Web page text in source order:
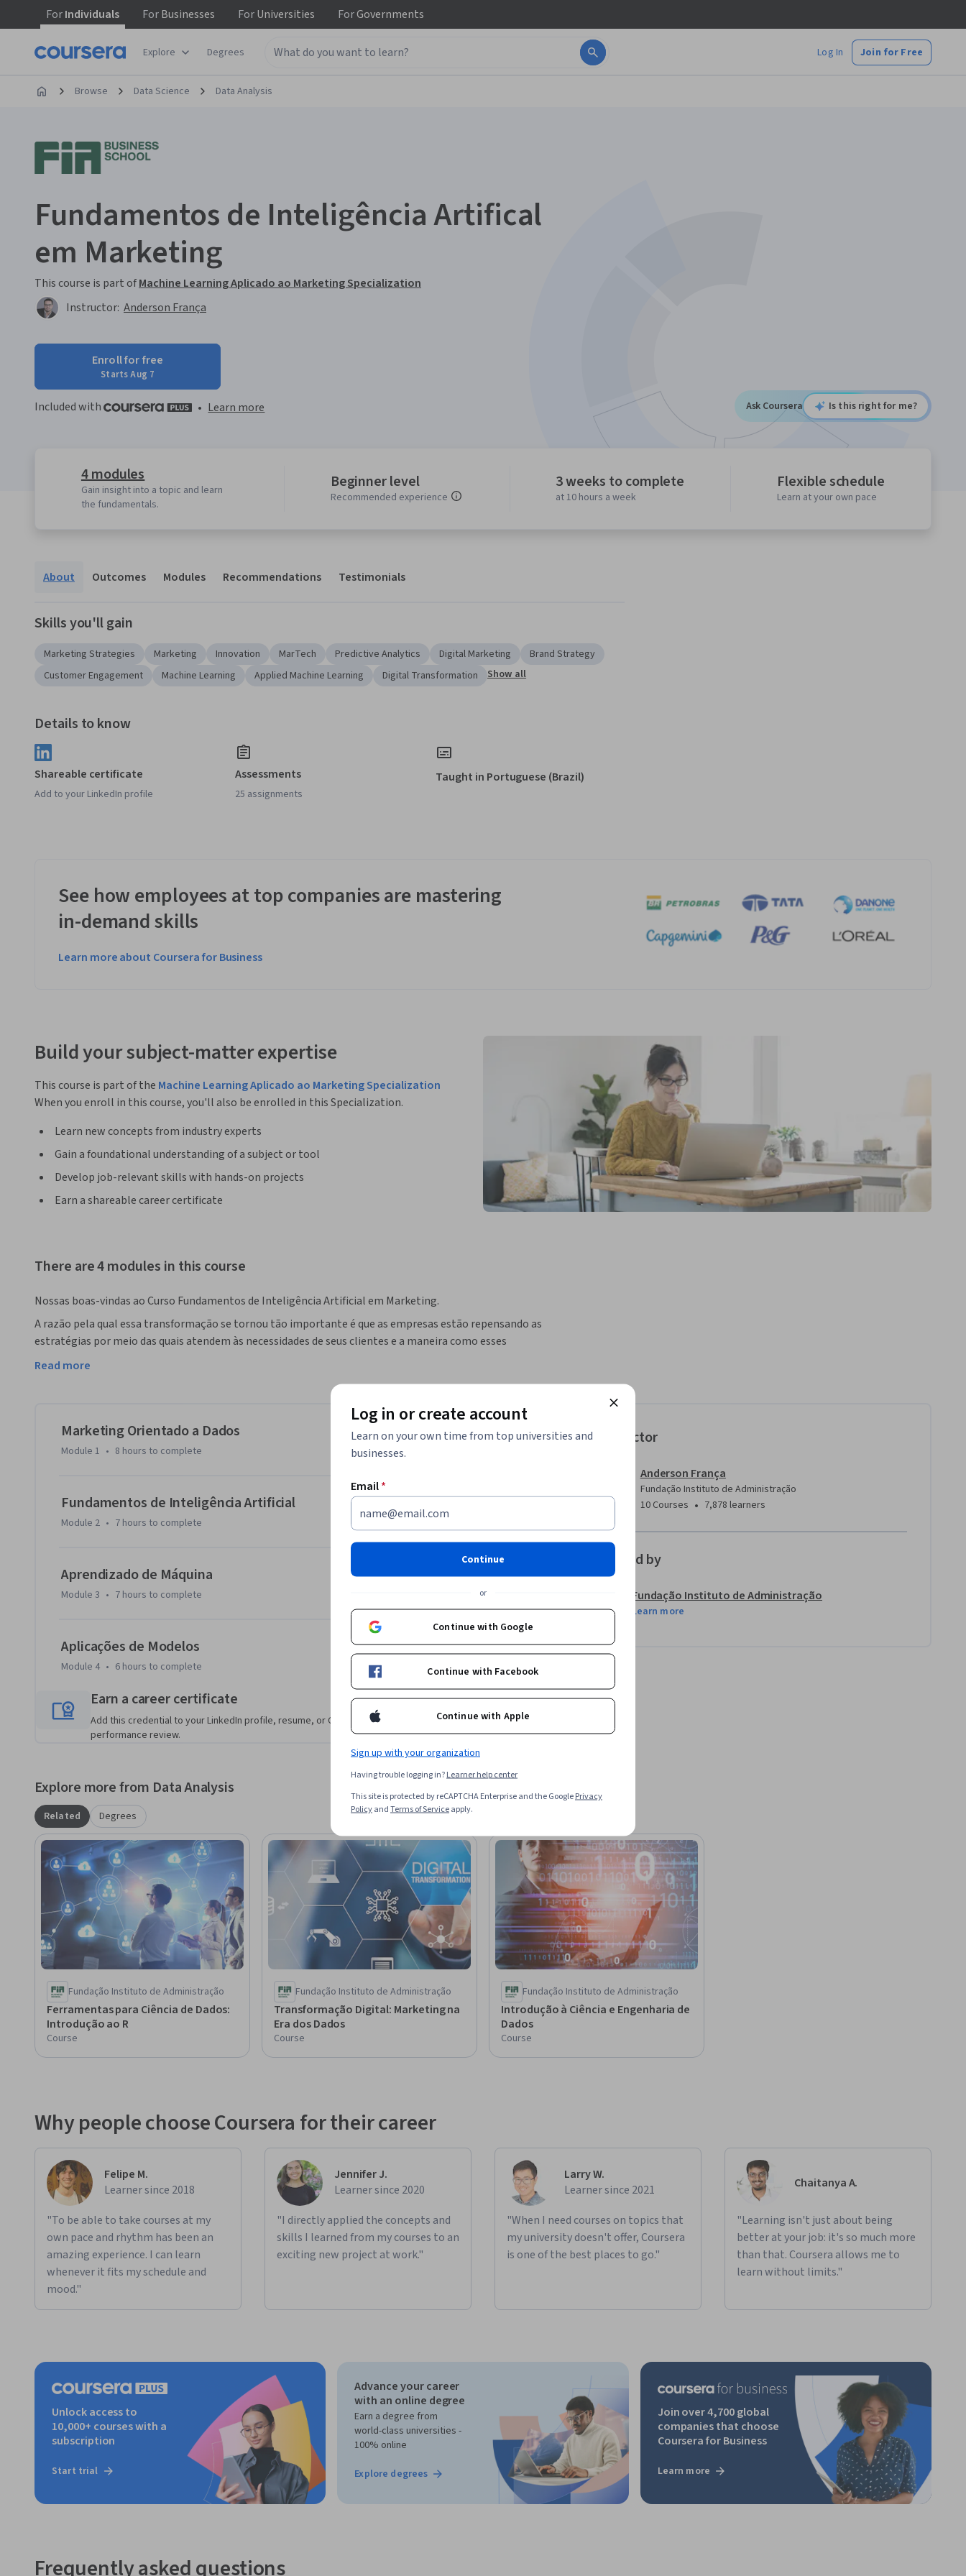
ForIndividuals ForBusinesses ForUniversities ForGovernments
Explore Degrees Log In Join for Free
Browse Data Science Data Analysis
Fundamentos de Inteligência Artifical
em Marketing
This course is part ofMachine Learning Aplicado ao Marketing Specialization
Instructor: Anderson França
Enroll for free
Starts Aug 7
Included with • Learn more Ask Coursera Is this right for me?
4 modules
Gain insight into a topic and learn
the fundamentals.
Beginner level
Recommended experience
3 weeks to complete
at 10 hours a week
Flexible schedule
Learn at your own pace
About Outcomes Modules Recommendations Testimonials
Skills you'll gain
Marketing Strategies Marketing Innovation MarTech Predictive Analytics Digital Marketing
Brand Strategy
Customer Engagement
Machine Learning Applied Machine Learning Digital Transformation Show all
Details to know
Shareable certificate
Add to your LinkedIn profile
Assessments
25 assignments
Taught in Portuguese (Brazil)
See how employees at top companies are mastering
in-demand skills
Learn more about Coursera for Business
Build your subject-matter expertise
This course is part of the Machine Learning Aplicado ao Marketing Specialization
When you enroll in this course, you'll also be enrolled in this Specialization.
Learn new concepts from industry experts
Gain a foundational understanding of a subject or tool
Develop job-relevant skills with hands-on projects
Earn a shareable career certificate
There are 4 modules in this course
Nossas boas-vindas ao Curso Fundamentos de Inteligência Artificial em Marketing.
A razão pela qual essa transformação se tornou tão importante é que as empresas estão repensando as
estratégias por meio das quais atendem às necessidades de seus clientes e a maneira como esses
clientes se envolvem com os serviços e ofertas das empresas, seja por meio de dispositivos móveis,
Neste curso, você aprenderá sobre a transformação digital em marketing, passando por toda a história
até chegarmos aos dias atuais.
Ao final deste curso, você será capaz de colocar em prática temas como transformação digital, cultura
de marca, customer experience, estratégias de marketing, bem como saber como criar uma cultura de
inovação com ênfase em marketing.
Este curso é composto por quatro módulos, disponibilizados em semanas de aprendizagem. Cada
módulo é composto por vídeos, leituras e testes de verificação de aprendizagem. Ao final de cada
módulo, temos uma avaliação de verificação dos conhecimentos.
Estamos muito felizes com sua presença neste curso e esperamos que você tire o máximo de proveito
Bons estudos!
Read more
Marketing Orientado a Dados
Module 1 • 8 hours to complete
Fundamentos de Inteligência Artificial
Module 2 • 7 hours to complete
Aprendizado de Máquina
Module 3 • 7 hours to complete
Aplicações de Modelos
Module 4 • 6 hours to complete
Earn a career certificate
Add this credential to your LinkedIn profile, resume, or CV. Share it on social media and in your
performance review.
Instructor
Anderson França
Fundação Instituto de Administração
10 Courses • 7,878 learners
Offered by
Fundação Instituto de Administração
Learn more
Explore more from Data Analysis
Related Degrees
Fundação Instituto de Administração
Ferramentas para Ciência de Dados:
Introdução ao R
Course
Fundação Instituto de Administração
Transformação Digital: Marketing na
Era dos Dados
Course
Fundação Instituto de Administração
Introdução à Ciência e Engenharia de
Dados
Course
Why people choose Coursera for their career
Felipe M.
Learner since 2018
"To be able to take courses at my
own pace and rhythm has been an
amazing experience. I can learn
whenever it fits my schedule and
mood."
Jennifer J.
Learner since 2020
"I directly applied the concepts and
skills I learned from my courses to an
exciting new project at work."
Larry W.
Learner since 2021
"When I need courses on topics that
my university doesn't offer, Coursera
is one of the best places to go."
Chaitanya A.
"Learning isn't just about being
better at your job: it's so much more
than that. Coursera allows me to
learn without limits."
Unlock access to
10,000+ courses with a
subscription
Start trial
Advance your career
with an online degree
Earn a degree from
world-class universities -
100% online
Explore degrees
Join over 4,700 global
companies that choose
Coursera for Business
Learn more
Frequently asked questions
Log in or create account
Learn on your own time from top universities and
businesses.
Email*
Continue
or
Continue with Google
Continue with Facebook
Continue with Apple
Sign up with your organization
Having trouble logging in?Learner help center
This site is protected by reCAPTCHA Enterprise and the GooglePrivacy
PolicyandTerms of Serviceapply.